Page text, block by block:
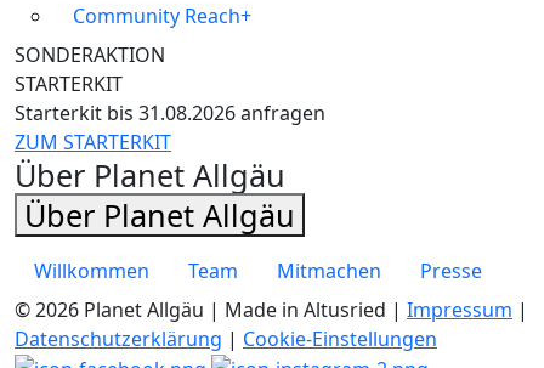
Community Reach+
SONDERAKTION
STARTERKIT
Starterkit bis 31.08.2026 anfragen
ZUM STARTERKIT
Über Planet Allgäu
Über Planet Allgäu
Willkommen Team Mitmachen
Presse
© 2026 Planet Allgäu | Made in Altusried | Impressum |
Datenschutzerklärung | Cookie-Einstellungen